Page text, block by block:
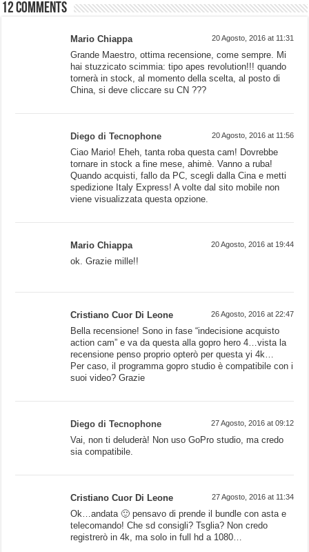
12 comments
Mario Chiappa 20 Agosto, 2016 at 11:31
Grande Maestro, ottima recensione, come sempre. Mi
hai stuzzicato scimmia: tipo apes revolution!!! quando
tornerà in stock, al momento della scelta, al posto di
China, si deve cliccare su CN ???
Diego di Tecnophone 20 Agosto, 2016 at 11:56
Ciao Mario! Eheh, tanta roba questa cam! Dovrebbe
tornare in stock a fine mese, ahimè. Vanno a ruba!
Quando acquisti, fallo da PC, scegli dalla Cina e metti
spedizione Italy Express! A volte dal sito mobile non
viene visualizzata questa opzione.
Mario Chiappa 20 Agosto, 2016 at 19:44
ok. Grazie mille!!
Cristiano Cuor Di Leone 26 Agosto, 2016 at 22:47
Bella recensione! Sono in fase “indecisione acquisto
action cam” e va da questa alla gopro hero 4…vista la
recensione penso proprio opterò per questa yi 4k…
Per caso, il programma gopro studio è compatibile con i
suoi video? Grazie
Diego di Tecnophone 27 Agosto, 2016 at 09:12
Vai, non ti deluderà! Non uso GoPro studio, ma credo
sia compatibile.
Cristiano Cuor Di Leone 27 Agosto, 2016 at 11:34
Ok…andata 🙂 pensavo di prende il bundle con asta e
telecomando! Che sd consigli? Tsglia? Non credo
registrerò in 4k, ma solo in full hd a 1080…